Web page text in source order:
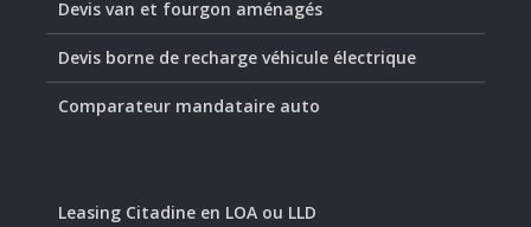
Devis van et fourgon aménagés
Devis borne de recharge véhicule électrique
Comparateur mandataire auto
Leasing Citadine en LOA ou LLD